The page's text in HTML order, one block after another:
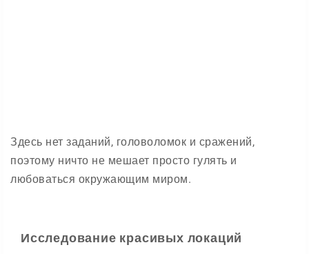
Здесь нет заданий, головоломок и сражений,
поэтому ничто не мешает просто гулять и
любоваться окружающим миром.
Исследование красивых локаций